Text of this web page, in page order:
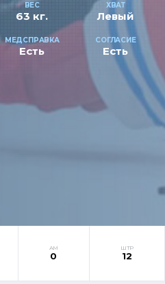
ВЕС
63 кг.
ХВАТ
Левый
МЕДСПРАВКА
Есть
СОГЛАСИЕ
Есть
АМ
0
ШТР
12